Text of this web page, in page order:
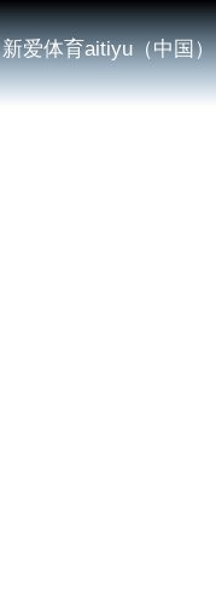
新爱体育aitiyu（中国）